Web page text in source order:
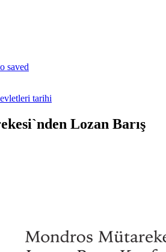
saved
tarihi
Lozan Barış